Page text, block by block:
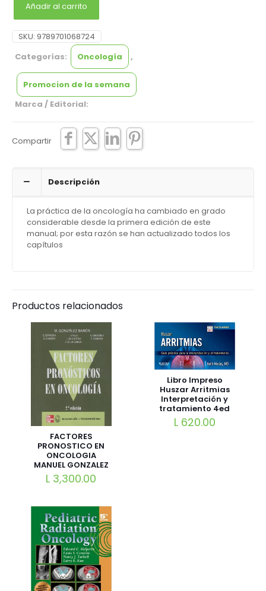
Añadir al carrito
SKU: 9789701068724
Categorías:
Oncología ,
Promocion de la semana
Marca / Editorial:
Compartir
Descripción
La práctica de la oncología ha cambiado en grado
considerable desde la primera edición de este
manual; por esta razón se han actualizado todos los
capítulos
Productos relacionados
FACTORES
PRONOSTICO EN
ONCOLOGIA
MANUEL GONZALEZ
BARON
L 3,300.00
Libro Impreso
Huszar Arritmias
Interpretación y
tratamiento 4ed
L 620.00